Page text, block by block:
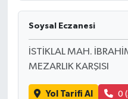
Soysal Eczanesi
İSTİKLAL MAH.
MEZARLIK KARŞISI
Yol Tarifi Al 0